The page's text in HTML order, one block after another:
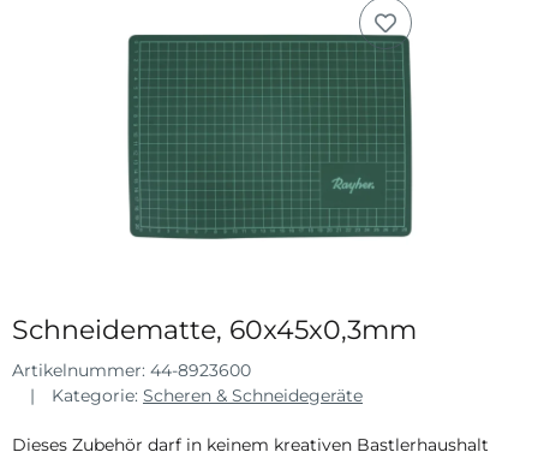
Schneidematte, 60x45x0,3mm
Artikelnummer: 44-8923600
Kategorie: Scheren & Schneidegeräte
Dieses Zubehör darf in keinem kreativen Bastlerhaushalt